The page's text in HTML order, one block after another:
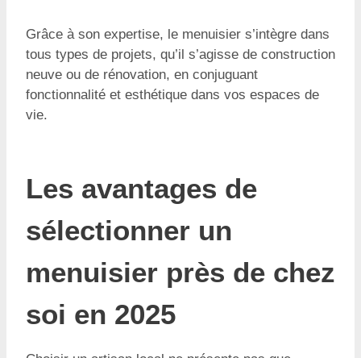
Grâce à son expertise, le menuisier s’intègre dans
tous types de projets, qu’il s’agisse de construction
neuve ou de rénovation, en conjuguant
fonctionnalité et esthétique dans vos espaces de
vie.
Les avantages de
sélectionner un
menuisier près de chez
soi en 2025